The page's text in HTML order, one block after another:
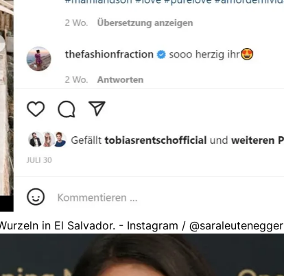
in El Salvador. - Instagram / @saraleutenegger